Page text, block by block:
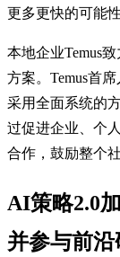
更多更快的可能
本地企业Temus
方案。Temus首
采用全面系统的
过促进企业、个
合作，鼓励整个
AI策略2.0
并参与前沿